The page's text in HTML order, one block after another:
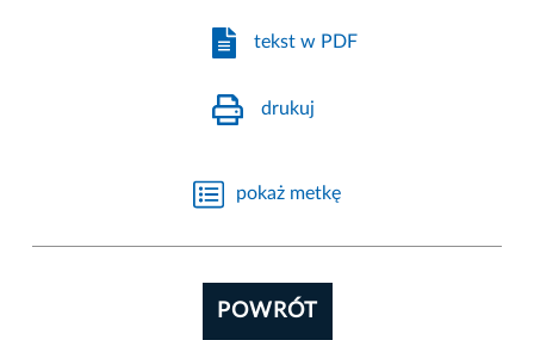
tekst w PDF
drukuj
pokaż metkę
POWRÓT